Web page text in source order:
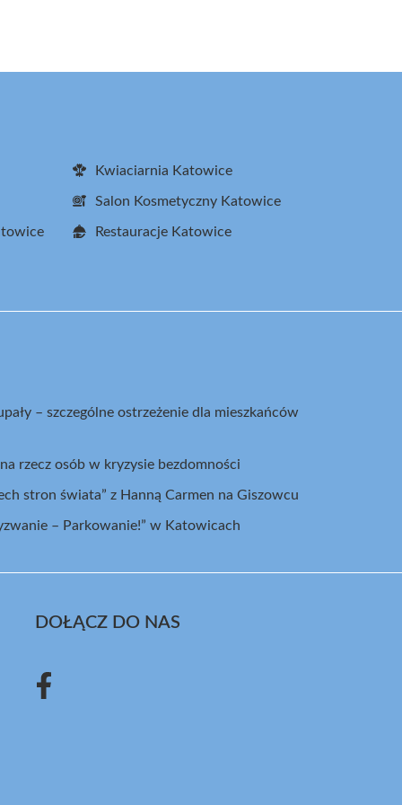
Kwiaciarnia Katowice
Salon Kosmetyczny Katowice
Restauracje Katowice
– szczególne ostrzeżenie dla mieszkańców
rzecz osób w kryzysie bezdomności
stron świata” z Hanną Carmen na Giszowcu
– Parkowanie!” w Katowicach
DOŁĄCZ DO NAS